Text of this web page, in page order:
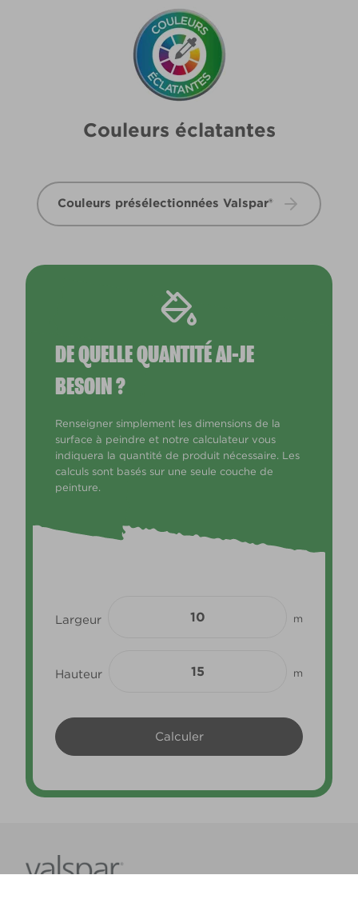
Couleurs éclatantes
Couleurs présélectionnées Valspar®
DE QUELLE QUANTITÉ AI-JE
BESOIN ?
Renseigner simplement les dimensions de la
surface à peindre et notre calculateur vous
indiquera la quantité de produit nécessaire. Les
calculs sont basés sur une seule couche de
peinture.
Largeur m
Hauteur m